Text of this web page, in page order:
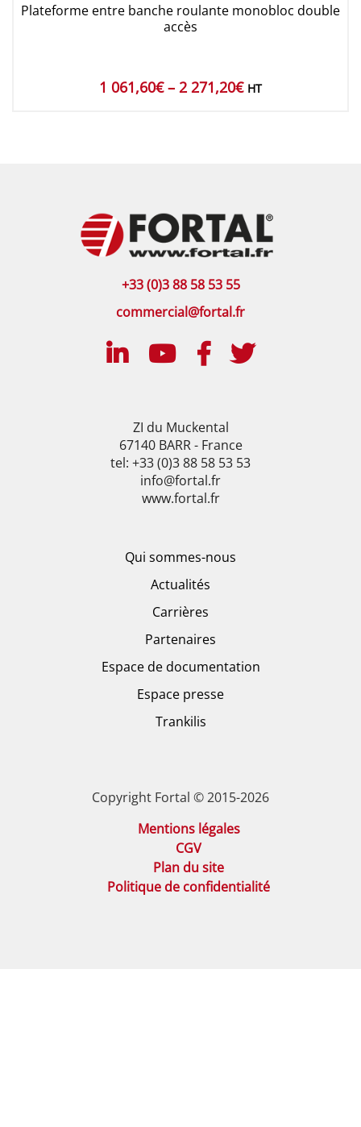
Plateforme entre banche roulante monobloc double
accès
1 061,60€– 2 271,20€ HT
+33 (0)3 88 58 53 55
commercial@fortal.fr
ZI du Muckental
67140 BARR - France
tel: +33 (0)3 88 58 53 53
info@fortal.fr
www.fortal.fr
Qui sommes-nous
Actualités
Carrières
Partenaires
Espace de documentation
Espace presse
Trankilis
Copyright Fortal © 2015-2026
Mentions légales
CGV
Plan du site
Politique de confidentialité